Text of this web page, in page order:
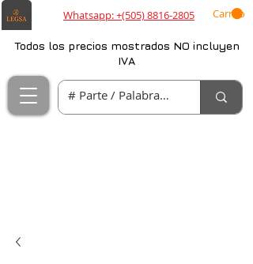
Whatsapp: +(505) 8816-2805 Carrito
Todos los precios mostrados NO incluyen
IVA